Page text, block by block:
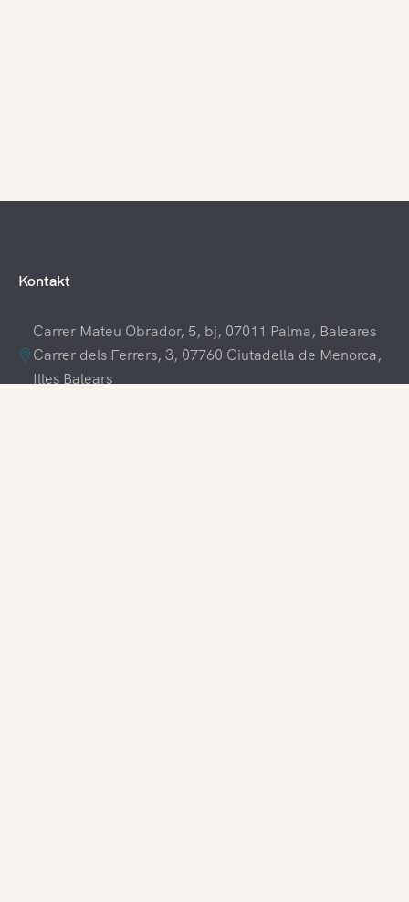
Kontakt
Carrer Mateu Obrador, 5, bj, 07011 Palma, Baleares
Carrer dels Ferrers, 3, 07760 Ciutadella de Menorca,
Illes Balears